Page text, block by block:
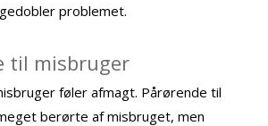
problemet.
til misbruger
føler afmagt. Pårørende til
berørte af misbruget, men